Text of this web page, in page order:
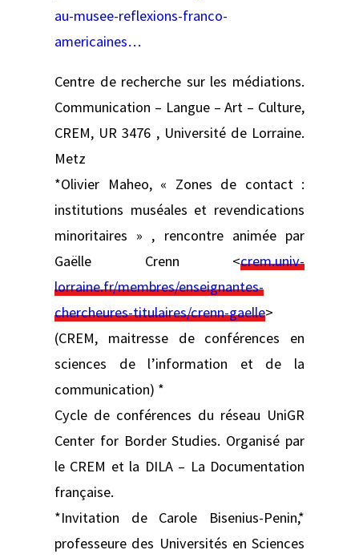
au-musee-reflexions-franco-
americaines…
Centre de recherche sur les médiations.
Communication – Langue – Art – Culture,
CREM, UR 3476 , Université de Lorraine.
Metz
*Olivier Maheo, « Zones de contact :
institutions muséales et revendications
minoritaires » , rencontre animée par
Gaëlle Crenn <crem.univ-
lorraine.fr/membres/enseignantes-
chercheures-titulaires/crenn-gaelle>
(CREM, maitresse de conférences en
sciences de l’information et de la
communication) *
Cycle de conférences du réseau UniGR
Center for Border Studies. Organisé par
le CREM et la DILA – La Documentation
française.
*Invitation de Carole Bisenius-Penin,*
professeure des Universités en Sciences